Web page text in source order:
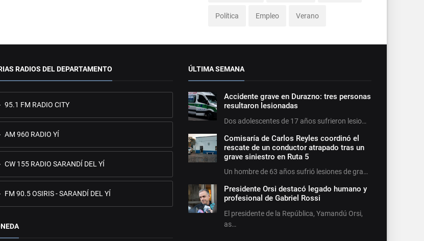
Política Empleo Verano
RADIOS DEL DEPARTAMENTO
95.1 FM RADIO CITY
AM 960 RADIO YÍ
CW 155 RADIO SARANDÍ DEL YÍ
FM 90.5 OSIRIS - SARANDÍ DEL YÍ
ÚLTIMA SEMANA
Accidente grave en Durazno: tres personas
resultaron lesionadas
Dos adolescentes de 17 años sufrieron lesio…
Comisaría de Carlos Reyles coordinó el
rescate de un conductor atrapado tras un
grave siniestro en Ruta 5
Un hombre de 63 años sufrió lesiones de gra…
Presidente Orsi destacó legado humano y
profesional de Gabriel Rossi
El presidente de la República, Yamandú Orsi,
as…